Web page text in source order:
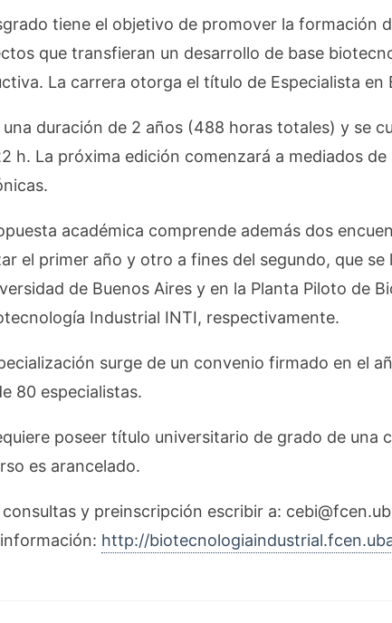
tiene el objetivo de promover la formación
que transfieran un desarrollo de base
La carrera otorga el título de Especialista
una duración de 2 años (488 horas totales) y se
h. La próxima edición comenzará a mediados
académica comprende además dos
el primer año y otro a fines del segundo, que
de Buenos Aires y en la Planta Piloto de
Industrial INTI, respectivamente.
surge de un convenio firmado en el
80 especialistas.
poseer título universitario de grado de una
es arancelado.
consultas y preinscripción escribir a:
http://